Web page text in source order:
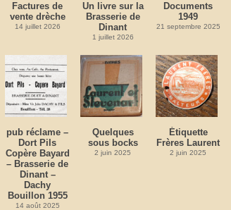
Factures de
vente drèche
14 juillet 2026
Un livre sur la
Brasserie de
Dinant
1 juillet 2026
Documents
1949
21 septembre 2025
pub réclame –
Dort Pils
Copère Bayard
– Brasserie de
Dinant –
Dachy
Bouillon 1955
14 août 2025
Quelques
sous bocks
2 juin 2025
Étiquette
Frères Laurent
2 juin 2025